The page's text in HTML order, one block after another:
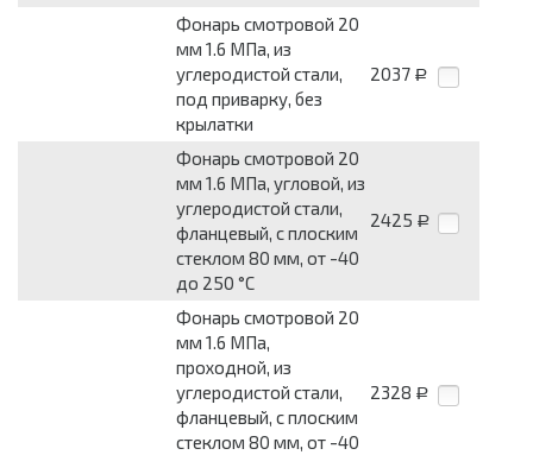
Фонарь смотровой 20
мм 1.6 МПа, из
углеродистой стали,
под приварку, без
крылатки
2037 Р
Фонарь смотровой 20
мм 1.6 МПа, угловой, из
углеродистой стали,
фланцевый, с плоским
стеклом 80 мм, от -40
до 250 °С
2425 Р
Фонарь смотровой 20
мм 1.6 МПа,
проходной, из
углеродистой стали,
фланцевый, с плоским
стеклом 80 мм, от -40
2328 Р